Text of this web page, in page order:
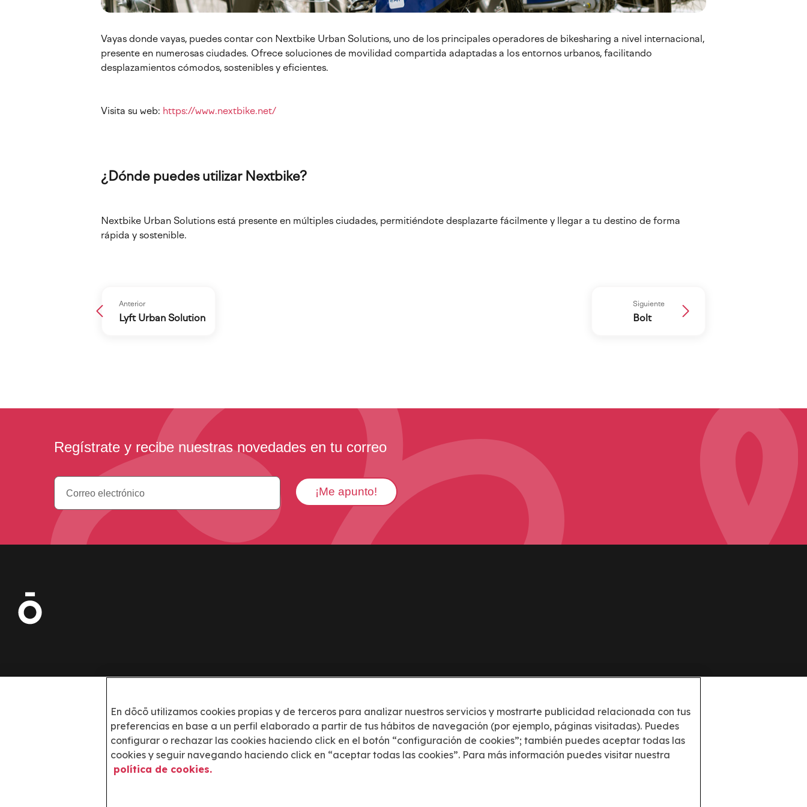
Vayas donde vayas, puedes contar con Nextbike Urban Solutions, uno de los principales operadores de bikesharing a nivel internacional,
presente en numerosas ciudades. Ofrece soluciones de movilidad compartida adaptadas a los entornos urbanos, facilitando
desplazamientos cómodos, sostenibles y eficientes.
Visita su web: https://www.nextbike.net/
¿Dónde puedes utilizar Nextbike?
Nextbike Urban Solutions está presente en múltiples ciudades, permitiéndote desplazarte fácilmente y llegar a tu destino de forma
rápida y sostenible.
Siguiente
Bolt
Anterior
Lyft Urban Solution
Escanea el QR con tu móvil para
Imagen
Cómo funciona
Acerca de dōcō
Blog
Política de Privacidad
Términos y condiciones
Política de cookies
Ayuda
Mapa web
En dōcō utilizamos cookies propias y de terceros para analizar nuestros servicios y mostrarte publicidad relacionada con tus
preferencias en base a un perfil elaborado a partir de tus hábitos de navegación (por ejemplo, páginas visitadas). Puedes
configurar o rechazar las cookies haciendo click en el botón “configuración de cookies”; también puedes aceptar todas las
cookies y seguir navegando haciendo click en “aceptar todas las cookies”. Para más información puedes visitar nuestra
política de cookies.